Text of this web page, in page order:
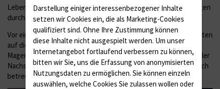
Lebensstils zu finden. Wir können Einzel- und Gruppenberatungen
durchführen.
Vor einem adipositaschiurgischen Eingriff, können wir die Patienten
auf die veränderten Ernährungsregeln nach der
Magenverkleinerung vorbereitet und postoperativ, im Rahmen der
Nachsorge in regelmäßigen Abständen, ernährungstherapeutisch
betreuen.
Darstellung einiger interessenbezogener Inhalte
setzen wir Cookies ein, die als Marketing-Cookies
qualifiziert sind. Ohne Ihre Zustimmung können
diese Inhalte nicht ausgespielt werden. Um unser
Internetangebot fortlaufend verbessern zu können,
bitten wir Sie, uns die Erfassung von anonymisierten
Nutzungsdaten zu ermöglichen. Sie können einzeln
auswählen, welche Cookies Sie zulassen wollen oder